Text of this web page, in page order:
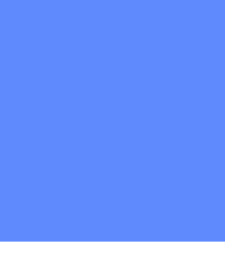
с